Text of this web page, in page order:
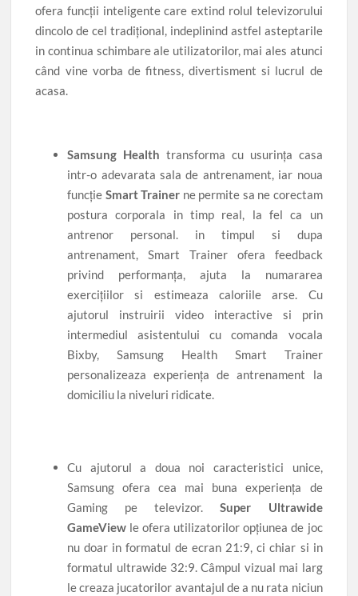
ofera funcții inteligente care extind rolul televizorului
dincolo de cel tradițional, indeplinind astfel asteptarile
in continua schimbare ale utilizatorilor, mai ales atunci
când vine vorba de fitness, divertisment si lucrul de
acasa.
Samsung Health transforma cu usurința casa
intr-o adevarata sala de antrenament, iar noua
funcție Smart Trainer ne permite sa ne corectam
postura corporala in timp real, la fel ca un
antrenor personal. in timpul si dupa
antrenament, Smart Trainer ofera feedback
privind performanța, ajuta la numararea
exercițiilor si estimeaza caloriile arse. Cu
ajutorul instruirii video interactive si prin
intermediul asistentului cu comanda vocala
Bixby, Samsung Health Smart Trainer
personalizeaza experiența de antrenament la
domiciliu la niveluri ridicate.
Cu ajutorul a doua noi caracteristici unice,
Samsung ofera cea mai buna experiența de
Gaming pe televizor.Super Ultrawide
GameView le ofera utilizatorilor opțiunea de joc
nu doar in formatul de ecran 21:9, ci chiar si in
formatul ultrawide 32:9. Câmpul vizual mai larg
le creaza jucatorilor avantajul de a nu rata niciun